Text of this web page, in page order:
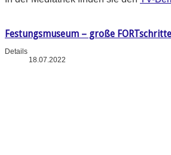
Festungsmuseum – große
Details
18.07.2022